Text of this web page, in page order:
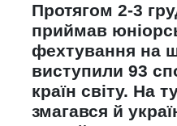
Протягом 2-3
приймав
фехтування на
виступили 93
країн світу. На
змагався й